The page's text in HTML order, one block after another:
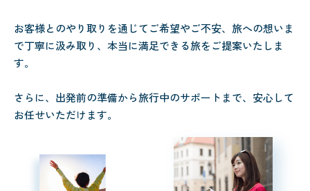
お客様とのやり取りを通じてご希望やご不安、旅への想いま
で丁寧に汲み取り、本当に満足できる旅をご提案いたしま
す。
さらに、出発前の準備から旅行中のサポートまで、安心して
お任せいただけます。